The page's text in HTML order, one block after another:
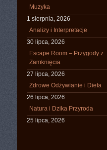
Muzyka
1 sierpnia, 2026
Analizy i Interpretacje
30 lipca, 2026
Escape Room – Przygody z
Zamknięcia
27 lipca, 2026
Zdrowe Odżywianie i Dieta
26 lipca, 2026
Natura i Dzika Przyroda
25 lipca, 2026